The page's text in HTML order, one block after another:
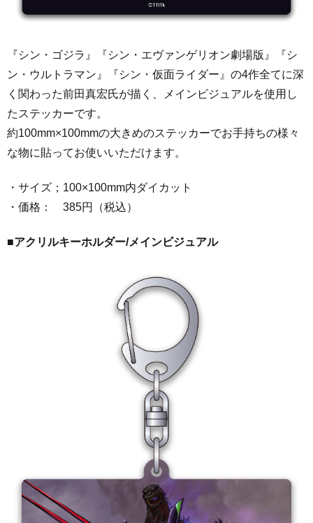
『シン・ゴジラ』『シン・エヴァンゲリオン劇場版』『シ
ン・ウルトラマン』『シン・仮面ライダー』の4作全てに深
く関わった前田真宏氏が描く、メインビジュアルを使用し
たステッカーです。
約100mm×100mmの大きめのステッカーでお手持ちの様々
な物に貼ってお使いいただけます。
・サイズ；100×100mm内ダイカット
・価格： 385円（税込）
■アクリルキーホルダー/メインビジュアル